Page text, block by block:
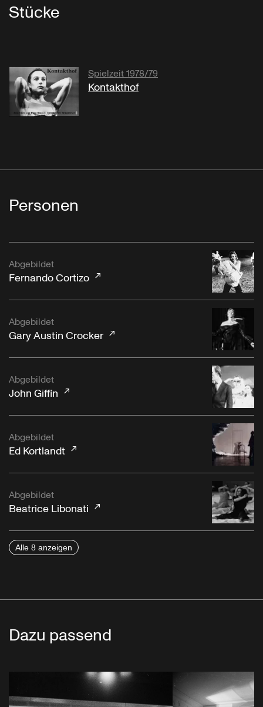
Stücke
Spielzeit 1978/79
Kontakthof
Personen
Abgebildet
Fernando Cortizo
Abgebildet
Gary Austin Crocker
Abgebildet
John Giffin
Abgebildet
Ed Kortlandt
Abgebildet
Beatrice Libonati
Alle 8 anzeigen
Dazu passend